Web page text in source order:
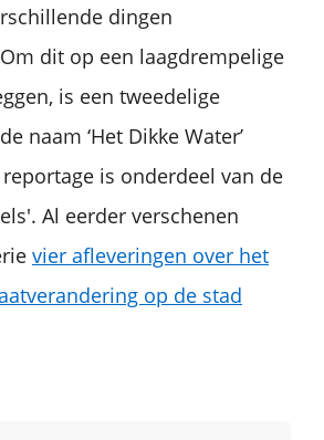
dingen
dit op een laagdrempelige
is een tweedelige
naam ‘Het Dikke Water’
reportage is onderdeel van de
Al eerder verschenen
vier afleveringen over het
op de stad